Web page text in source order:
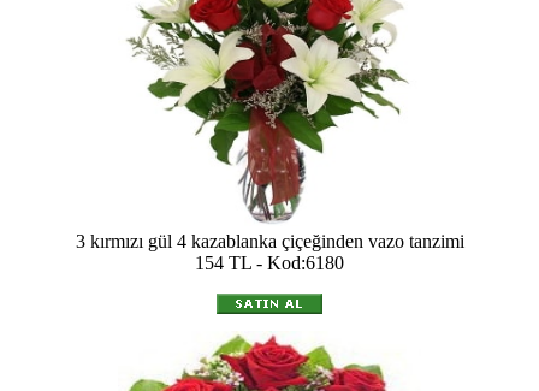
3 kırmızı gül 4 kazablanka çiçeğinden vazo tanzimi
154 TL - Kod:6180